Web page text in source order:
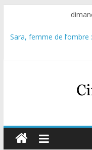
Sara, femme de
Journal d’une fille
Aema : mini-série sur le
Glass Heart : excellente
Olympo, saison 1 :